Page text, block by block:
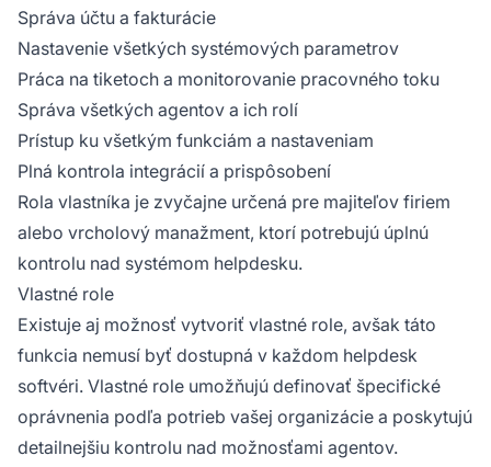
Správa účtu a fakturácie
Nastavenie všetkých systémových parametrov
Práca na tiketoch a monitorovanie pracovného toku
Správa všetkých agentov a ich rolí
Prístup ku všetkým funkciám a nastaveniam
Plná kontrola integrácií a prispôsobení
Rola vlastníka je zvyčajne určená pre majiteľov firiem
alebo vrcholový manažment, ktorí potrebujú úplnú
kontrolu nad systémom helpdesku.
Vlastné role
Existuje aj možnosť vytvoriť vlastné role, avšak táto
funkcia nemusí byť dostupná v každom helpdesk
softvéri. Vlastné role umožňujú definovať špecifické
oprávnenia podľa potrieb vašej organizácie a poskytujú
detailnejšiu kontrolu nad možnosťami agentov.